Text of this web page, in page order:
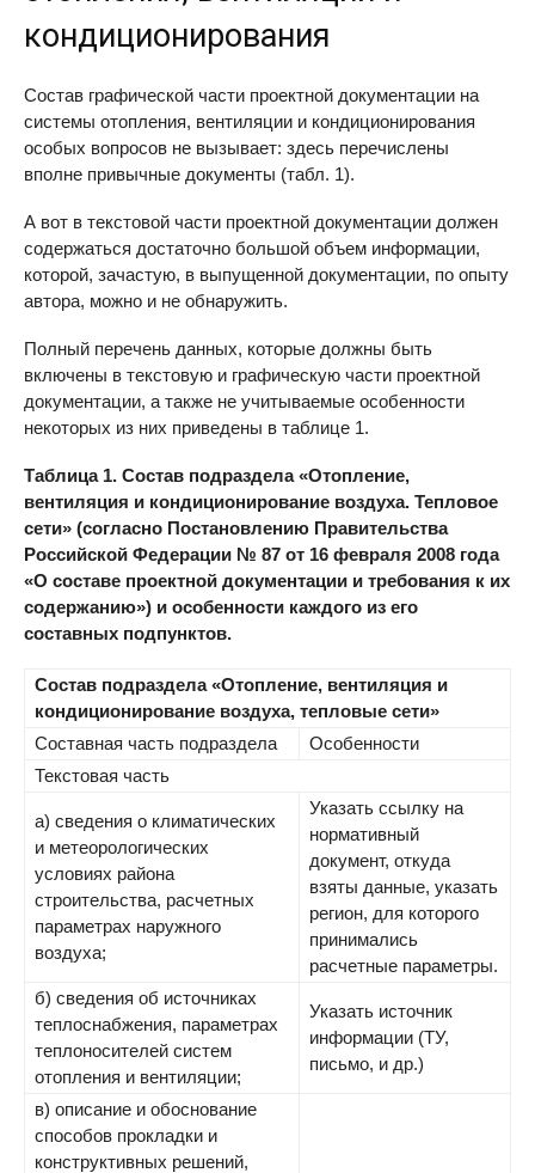
кондиционирования
Состав графической части проектной документации на
системы отопления, вентиляции и кондиционирования
особых вопросов не вызывает: здесь перечислены
вполне привычные документы (табл. 1).
А вот в текстовой части проектной документации должен
содержаться достаточно большой объем информации,
которой, зачастую, в выпущенной документации, по опыту
автора, можно и не обнаружить.
Полный перечень данных, которые должны быть
включены в текстовую и графическую части проектной
документации, а также не учитываемые особенности
некоторых из них приведены в таблице 1.
Таблица 1. Состав подраздела «Отопление,
вентиляция и кондиционирование воздуха. Тепловое
сети» (согласно Постановлению Правительства
Российской Федерации № 87 от 16 февраля 2008 года
«О составе проектной документации и требования к их
содержанию») и особенности каждого из его
составных подпунктов.
Состав подраздела «Отопление, вентиляция и
кондиционирование воздуха, тепловые сети»
Составная часть подраздела
Особенности
Текстовая часть
а) сведения о климатических
и метеорологических
условиях района
строительства, расчетных
параметрах наружного
воздуха;
Указать ссылку на
нормативный
документ, откуда
взяты данные, указать
регион, для которого
принимались
расчетные параметры.
б) сведения об источниках
теплоснабжения, параметрах
теплоносителей систем
отопления и вентиляции;
Указать источник
информации (ТУ,
письмо, и др.)
в) описание и обоснование
способов прокладки и
конструктивных решений,